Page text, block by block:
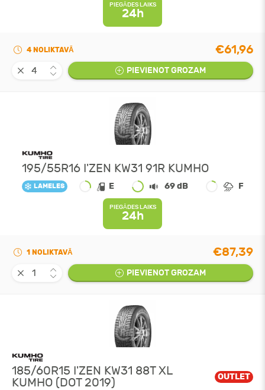
PIEGĀDES LAIKS
24h
4 NOLIKTAVĀ €61,96
PIEVIENOT GROZAM
195/55R16 I'ZEN KW31 91R KUMHO
LAMELES E 69 dB F
PIEGĀDES LAIKS
24h
1 NOLIKTAVĀ €87,39
PIEVIENOT GROZAM
185/60R15 I'ZEN KW31 88T XL
KUMHO (DOT 2019)
OUTLET